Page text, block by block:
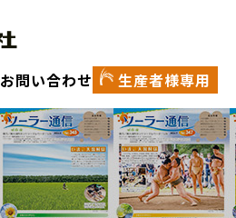
お問い合わせ 生産者様専用